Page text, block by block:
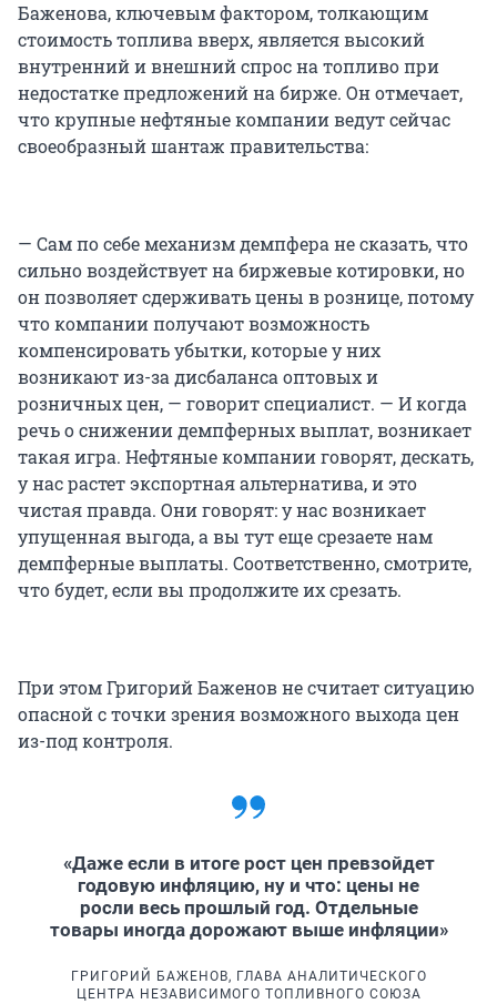
Баженова, ключевым фактором, толкающим
стоимость топлива вверх, является высокий
внутренний и внешний спрос на топливо при
недостатке предложений на бирже. Он отмечает,
что крупные нефтяные компании ведут сейчас
своеобразный шантаж правительства:
— Сам по себе механизм демпфера не сказать, что
сильно воздействует на биржевые котировки, но
он позволяет сдерживать цены в рознице, потому
что компании получают возможность
компенсировать убытки, которые у них
возникают из-за дисбаланса оптовых и
розничных цен, — говорит специалист. — И когда
речь о снижении демпферных выплат, возникает
такая игра. Нефтяные компании говорят, дескать,
у нас растет экспортная альтернатива, и это
чистая правда. Они говорят: у нас возникает
упущенная выгода, а вы тут еще срезаете нам
демпферные выплаты. Соответственно, смотрите,
что будет, если вы продолжите их срезать.
При этом Григорий Баженов не считает ситуацию
опасной с точки зрения возможного выхода цен
из-под контроля.
«Даже если в итоге рост цен превзойдет
годовую инфляцию, ну и что: цены не
росли весь прошлый год. Отдельные
товары иногда дорожают выше инфляции»
ГРИГОРИЙ БАЖЕНОВ, ГЛАВА АНАЛИТИЧЕСКОГО
ЦЕНТРА НЕЗАВИСИМОГО ТОПЛИВНОГО СОЮЗА